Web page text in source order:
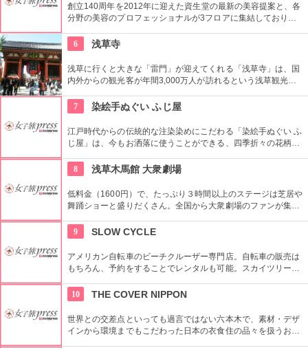
創立140周年を2012年に迎えた資生堂の最新の美容提案と、各
分野の美容のプロフェッショナルが3フロアに集結しており、
ベントなどのイベントをしているのでチェックしよう。
6 浅草寺
浅草に行くと大きな「雷門」が迎えてくれる「浅草寺」は、国
内外からの観光客が年間3,000万人が訪れるという浅草観光一
都内最古の名刹です。
7 染絵手ぬぐい ふじ屋
江戸時代からの伝統的な注染染めにこだわる「染絵手ぬぐい ふ
じ屋」は、今もお洒落に使うことができる、四季折々の花柄や
地の小物も各種扱っています。
8 浅草木馬館 大衆劇場
低料金（1600円）で、たっぷり３時間以上のステージは芝居や
舞踊ショーと盛りだくさん。全国から大衆劇場のファンが集ま
りが飛ぶ。
9 SLOW CYCLE
アメリカン自転車のビーチクルーザー専門店。自転車の販売は
もちろん、予約をすることでレンタルも可能。スカイツリーや
フェをオープンし、注目を集めている。
10 THE COVER NIPPON
世界との交差点といっても過言ではない六本木で、素材・デザ
インから環境までもこだわった日本の衣食住の品々を扱うお